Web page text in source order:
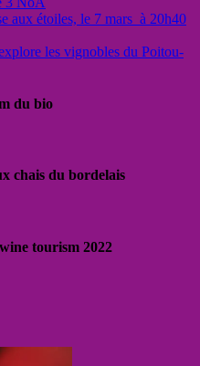
aux étoiles, le 7 mars à 20h40
les vignobles du Poitou-
du bio
chais du bordelais
tourism 2022